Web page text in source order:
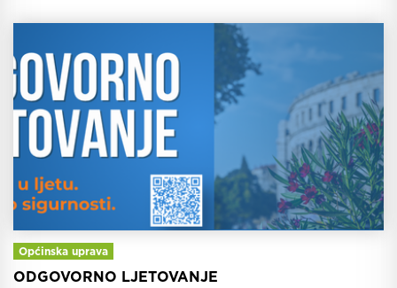
Općinska uprava
ODGOVORNO LJETOVANJE